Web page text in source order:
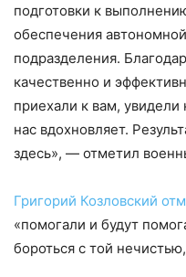
подготовки к
обеспечения
подразделения.
качественно и
приехали к вам, увидели
нас вдохновляет.
здесь», — отметил
Григорий Козловский
«помогали и будут
бороться с той